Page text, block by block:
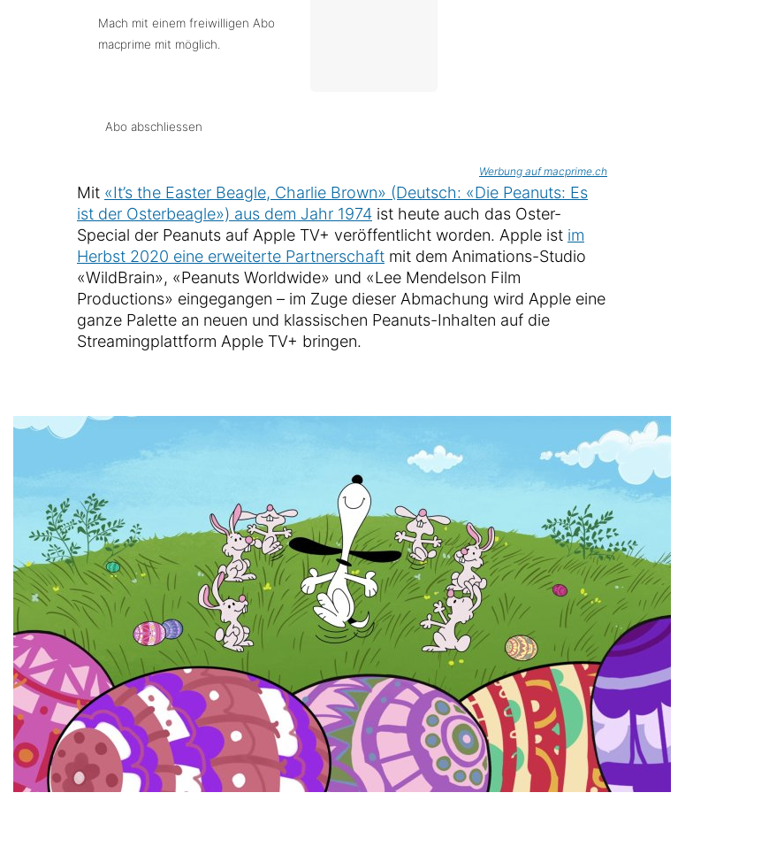
Mach mit einem freiwilligen Abo
macprime mit möglich.
Abo abschliessen
Werbung auf macprime.ch
Mit «It’s the Easter Beagle, Charlie Brown» (Deutsch: «Die Peanuts: Es
ist der Osterbeagle») aus dem Jahr 1974ist heute auch das Oster-
Special der Peanuts auf Apple TV+ veröffentlicht worden. Apple ist im
Herbst 2020 eine erweiterte Partnerschaftmit dem Animations-Studio
«WildBrain», «Peanuts Worldwide» und «Lee Mendelson Film
Productions» eingegangen – im Zuge dieser Abmachung wird Apple eine
ganze Palette an neuen und klassischen Peanuts-Inhalten auf die
Streamingplattform Apple TV+ bringen.